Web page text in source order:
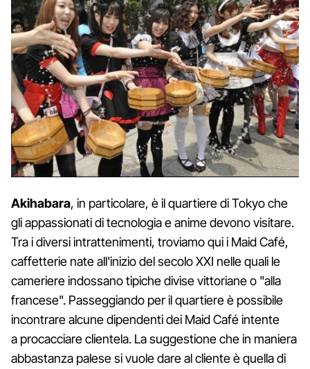
Akihabara, in particolare, è il quartiere di Tokyo che
gli appassionati di tecnologia e anime devono visitare.
Tra i diversi intrattenimenti, troviamo qui i Maid Café,
caffetterie nate all'inizio del secolo XXI nelle quali le
cameriere indossano tipiche divise vittoriane o "alla
francese". Passeggiando per il quartiere è possibile
incontrare alcune dipendenti dei Maid Café intente
a procacciare clientela. La suggestione che in maniera
abbastanza palese si vuole dare al cliente è quella di